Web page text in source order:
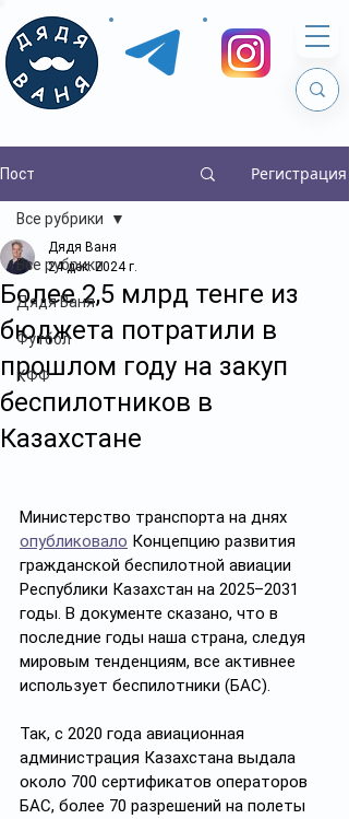
Пост Регистрация
Все рубрики
Дядя Ваня
Футбол
КФФ
Все рубрики
Более 2,5 млрд тенге из
бюджета потратили в
прошлом году на закуп
беспилотников в
Казахстане
Дядя Ваня
24 дек. 2024 г.
Министерство транспорта на днях
опубликовало Концепцию развития
гражданской беспилотной авиации
Республики Казахстан на 2025–2031
годы. В документе сказано, что в
последние годы наша страна, следуя
мировым тенденциям, все активнее
использует беспилотники (БАС).
Так, с 2020 года авиационная
администрация Казахстана выдала
около 700 сертификатов операторов
БАС, более 70 разрешений на полеты